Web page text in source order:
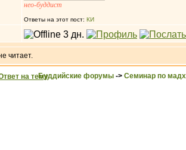
нео-буддист
Ответы на этот пост: КИ
читает.
Буддийские форумы -> Семинар по